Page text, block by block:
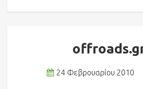
24 Φεβρουαρίου 2010